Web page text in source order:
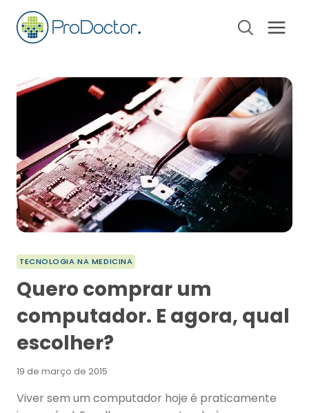
Pular
para
TECNOLOGIA NA MEDICINA
Quero comprar um
computador. E agora, qual
escolher?
19 de março de 2015
Viver sem um computador hoje é praticamente